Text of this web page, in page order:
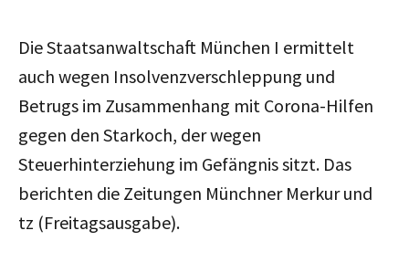
Die Staatsanwaltschaft München I ermittelt
auch wegen Insolvenzverschleppung und
Betrugs im Zusammenhang mit Corona-Hilfen
gegen den Starkoch, der wegen
Steuerhinterziehung im Gefängnis sitzt. Das
berichten die Zeitungen Münchner Merkur und
tz (Freitagsausgabe).